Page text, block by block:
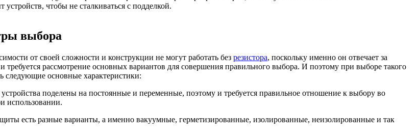
устройств, чтобы не сталкиваться с подделкой.
выбора
от своей сложности и конструкции не могут работать без резистора, поскольку именно он отвечает за
требуется рассмотрение основных вариантов для совершения правильного выбора. И поэтому при выборе такого
следующие основные характеристики:
поделены на постоянные и переменные, поэтому и требуется правильное отношение к выбору во
использовании.
есть разные варианты, а именно вакуумные, герметизированные, изолированные, неизолированные и так